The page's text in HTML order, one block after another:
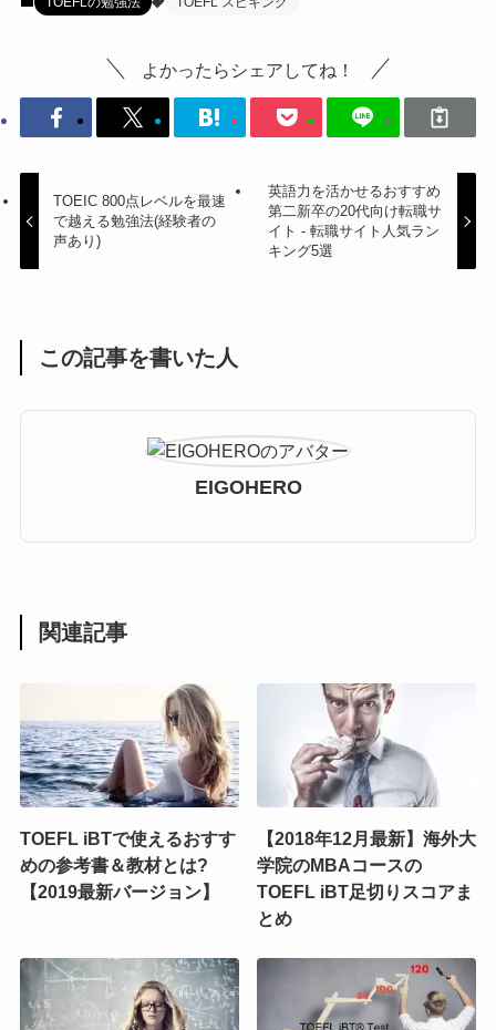
よかったらシェアしてね！
TOEIC 800点レベルを最速
で越える勉強法(経験者の
声あり)
英語力を活かせるおすすめ
第二新卒の20代向け転職サ
イト - 転職サイト人気ラン
キング5選
この記事を書いた人
EIGOHERO
関連記事
TOEFL iBTで使えるおすす
めの参考書＆教材とは?
【2019最新バージョン】
【2018年12月最新】海外大
学院のMBAコースの
TOEFL iBT足切りスコアま
とめ